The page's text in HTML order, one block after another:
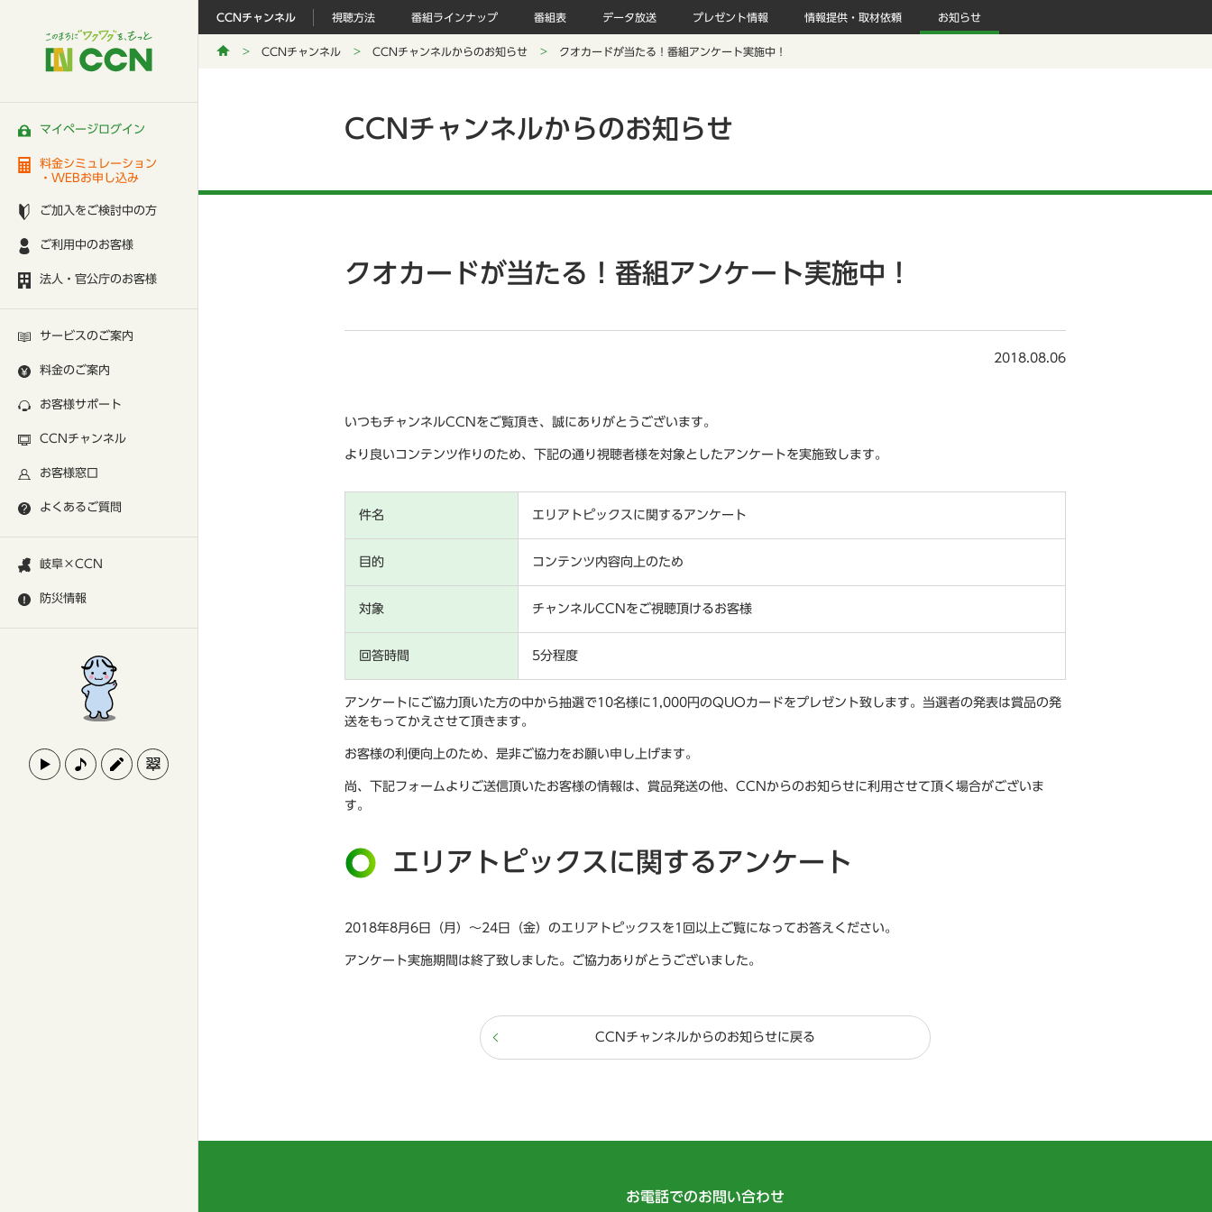
マイページログイン
料金シミュレーション
・WEBお申し込み
ご加入をご検討中の方
ご利用中のお客様
法人・官公庁のお客様
サービスのご案内
料金のご案内
お客様サポート
CCNチャンネル
お客様窓口
よくあるご質問
岐阜×CCN
防災情報
CCNチャンネル 視聴方法 番組ラインナップ 番組表 データ放送 プレゼント情報 情報提供・取材依頼 お知らせ
CCNチャンネル CCNチャンネルからのお知らせ クオカードが当たる！番組アンケート実施中！
CCNチャンネルからのお知らせ
クオカードが当たる！番組アンケート実施中！
2018.08.06
いつもチャンネルCCNをご覧頂き、誠にありがとうございます。
より良いコンテンツ作りのため、下記の通り視聴者様を対象としたアンケートを実施致します。
件名 エリアトピックスに関するアンケート
目的 コンテンツ内容向上のため
対象 チャンネルCCNをご視聴頂けるお客様
回答時間 5分程度
アンケートにご協力頂いた方の中から抽選で10名様に1,000円のQUOカードをプレゼント致します。当選者の発表は賞品の発
送をもってかえさせて頂きます。
お客様の利便向上のため、是非ご協力をお願い申し上げます。
尚、下記フォームよりご送信頂いたお客様の情報は、賞品発送の他、CCNからのお知らせに利用させて頂く場合がございま
す。
エリアトピックスに関するアンケート
2018年8月6日（月）～24日（金）のエリアトピックスを1回以上ご覧になってお答えください。
アンケート実施期間は終了致しました。ご協力ありがとうございました。
CCNチャンネルからのお知らせに戻る
お電話でのお問い合わせ